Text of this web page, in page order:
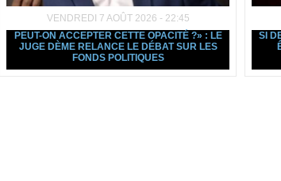
VENDREDI 7 AOÛT 2026 - 22:45
PEUT-ON ACCEPTER CETTE OPACITÉ ?» : LE
JUGE DÈME RELANCE LE DÉBAT SUR LES
FONDS POLITIQUES
SI